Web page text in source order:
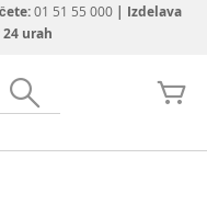
01 51 55 000| Izdelava
urah